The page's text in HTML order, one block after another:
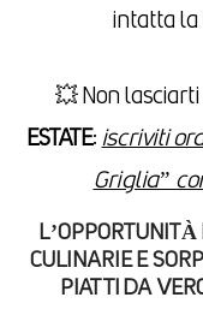
intatta la
💥 Non
ESTATE: iscriviti
Griglia”
CULINARIE E
PIATTI DA